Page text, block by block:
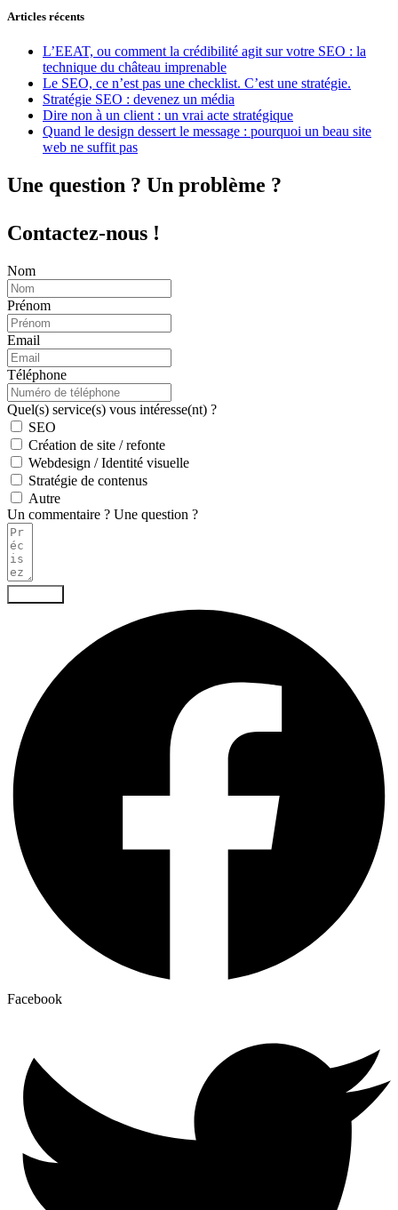
Articles récents
L’EEAT, ou comment la crédibilité agit sur votre SEO : la
technique du château imprenable
Le SEO, ce n’est pas une checklist. C’est une stratégie.
Stratégie SEO : devenez un média
Dire non à un client : un vrai acte stratégique
Quand le design dessert le message : pourquoi un beau site
web ne suffit pas
Une question ? Un problème ?
Contactez-nous !
Nom
Prénom
Email
Téléphone
Quel(s) service(s) vous intéresse(nt) ?
SEO
Création de site / refonte
Webdesign / Identité visuelle
Stratégie de contenus
Autre
Un commentaire ? Une question ?
Facebook